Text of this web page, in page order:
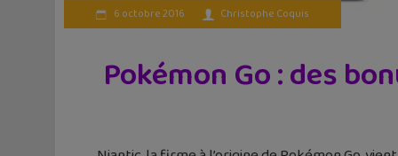
6 octobre 2016 Christophe Coquis
Pokémon Go : des